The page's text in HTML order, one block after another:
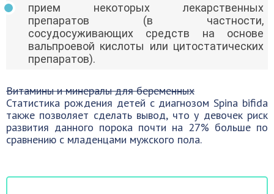
прием некоторых лекарственных
препаратов (в частности,
сосудосуживающих средств на основе
вальпроевой кислоты или цитостатических
препаратов).
Витамины и минералы для беременных
Статистика рождения детей с диагнозом Spina bifida
также позволяет сделать вывод, что у девочек риск
развития данного порока почти на 27% больше по
сравнению с младенцами мужского пола.